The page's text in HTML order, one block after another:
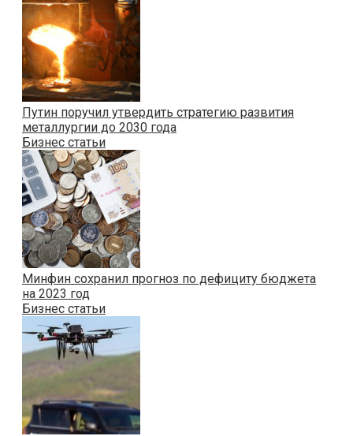
Путин поручил утвердить стратегию развития
металлургии до 2030 года
Бизнес статьи
Минфин сохранил прогноз по дефициту бюджета
на 2023 год
Бизнес статьи